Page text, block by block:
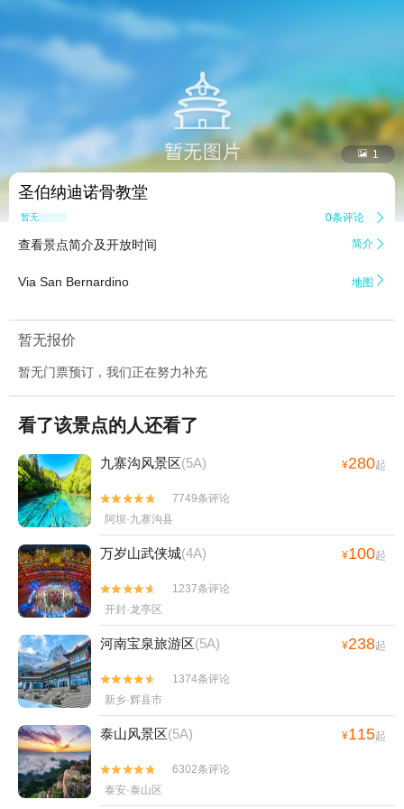
 1
圣伯纳迪诺骨教堂
暂无点评 0条评论 
查看景点简介及开放时间 简介 
Via San Bernardino 地图 
暂无报价
暂无门票预订，我们正在努力补充
看了该景点的人还看了
九寨沟风景区(5A) ¥280起


7749条评论
阿坝·九寨沟县
万岁山武侠城(4A) ¥100起


1237条评论
开封·龙亭区
河南宝泉旅游区(5A) ¥238起


1374条评论
新乡·辉县市
泰山风景区(5A) ¥115起


6302条评论
泰安·泰山区